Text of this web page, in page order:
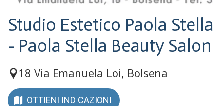
Studio Estetico Paola Stella
- Paola Stella Beauty Salon
18 Via Emanuela Loi, Bolsena
OTTIENI INDICAZIONI